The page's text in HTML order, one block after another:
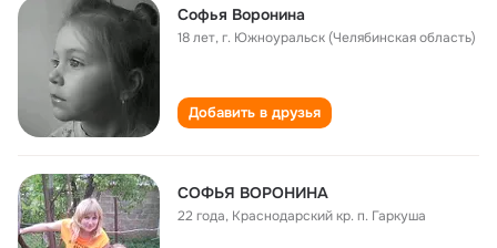
Софья Воронина
18 лет,г. Южноуральск (Челябинская область)
Добавить в друзья
СОФЬЯ ВОРОНИНА
22 года, Краснодарский кр. п. Гаркуша